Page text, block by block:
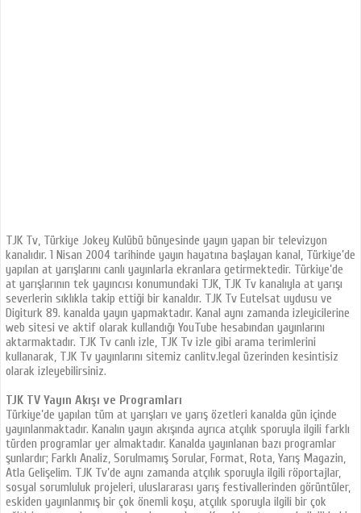
TJK Tv, Türkiye Jokey Kulübü bünyesinde yayın yapan bir televizyon
kanalıdır. 1 Nisan 2004 tarihinde yayın hayatına başlayan kanal, Türkiye’de
yapılan at yarışlarını canlı yayınlarla ekranlara getirmektedir. Türkiye’de
at yarışlarının tek yayıncısı konumundaki TJK, TJK Tv kanalıyla at yarışı
severlerin sıklıkla takip ettiği bir kanaldır. TJK Tv Eutelsat uydusu ve
Digiturk 89. kanalda yayın yapmaktadır. Kanal aynı zamanda izleyicilerine
web sitesi ve aktif olarak kullandığı YouTube hesabından yayınlarını
aktarmaktadır. TJK Tv canlı izle, TJK Tv izle gibi arama terimlerini
kullanarak, TJK Tv yayınlarını sitemiz canlitv.legal üzerinden kesintisiz
olarak izleyebilirsiniz.
TJK TV Yayın Akışı ve Programları
Türkiye’de yapılan tüm at yarışları ve yarış özetleri kanalda gün içinde
yayınlanmaktadır. Kanalın yayın akışında ayrıca atçılık sporuyla ilgili farklı
türden programlar yer almaktadır. Kanalda yayınlanan bazı programlar
şunlardır; Farklı Analiz, Sorulmamış Sorular, Format, Rota, Yarış Magazin,
Atla Gelişelim. TJK Tv’de aynı zamanda atçılık sporuyla ilgili röportajlar,
sosyal sorumluluk projeleri, uluslararası yarış festivallerinden görüntüler,
eskiden yayınlanmış bir çok önemli koşu, atçılık sporuyla ilgili bir çok